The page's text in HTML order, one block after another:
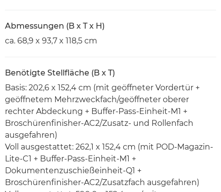
Abmessungen (B x T x H)
ca. 68,9 x 93,7 x 118,5 cm
Benötigte Stellfläche (B x T)
Basis: 202,6 x 152,4 cm (mit geöffneter Vordertür +
geöffnetem Mehrzweckfach/geöffneter oberer
rechter Abdeckung + Buffer-Pass-Einheit-M1 +
Broschürenfinisher-AC2/Zusatz- und Rollenfach
ausgefahren)
Voll ausgestattet: 262,1 x 152,4 cm (mit POD-Magazin-
Lite-C1 + Buffer-Pass-Einheit-M1 +
Dokumentenzuschießeinheit-Q1 +
Broschürenfinisher-AC2/Zusatzfach ausgefahren)